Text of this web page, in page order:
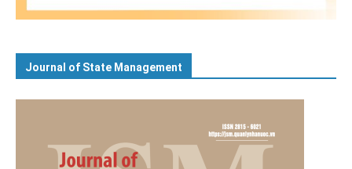
Journal of State Management